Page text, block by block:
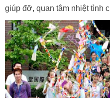
giúp đỡ, quan tâm nhiệt tình